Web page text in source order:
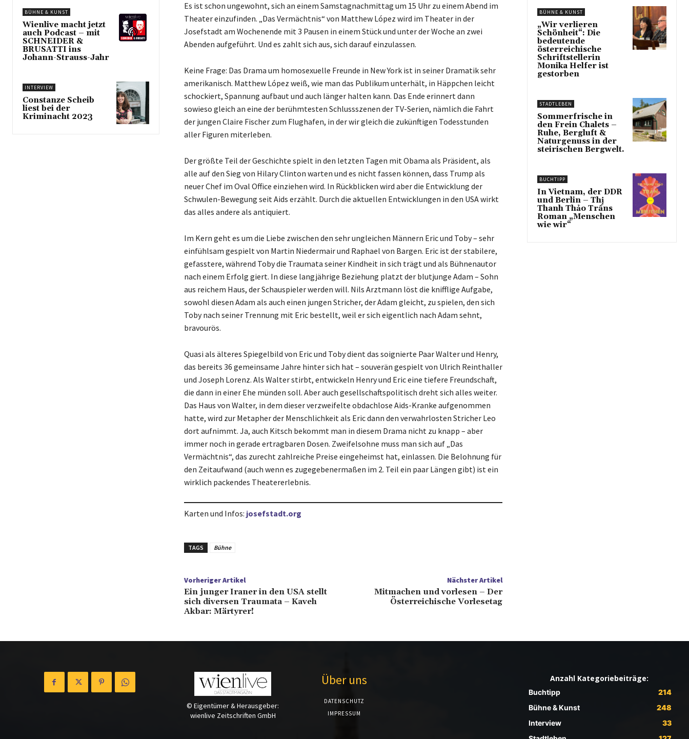
BÜHNE & KUNST
Wienlive macht jetzt
auch Podcast – mit
SCHNEIDER &
BRUSATTI ins
Johann-Strauss-Jahr
INTERVIEW
Constanze Scheib
liest bei der
Kriminacht 2023
Es ist schon ungewohnt, sich an einem Samstagnachmittag um 15 Uhr zu einem Abend im
Theater einzufinden. „Das Vermächtnis“ von Matthew López wird im Theater in der
Josefstadt am Wochenende mit 3 Pausen in einem Stück und unter der Woche an zwei
Abenden aufgeführt. Und es zahlt sich aus, sich darauf einzulassen.
Keine Frage: Das Drama um homosexuelle Freunde in New York ist in seiner Dramatik sehr
amerikanisch. Matthew López weiß, wie man das Publikum unterhält, in Häppchen leicht
schockiert, Spannung aufbaut und auch länger halten kann. Das Ende erinnert dann
sowieso gleich an eine der berühmtesten Schlussszenen der TV-Serien, nämlich die Fahrt
der jungen Claire Fischer zum Flughafen, in der wir gleich die zukünftigen Todesstunden
aller Figuren miterleben.
Der größte Teil der Geschichte spielt in den letzten Tagen mit Obama als Präsident, als
alle auf den Sieg von Hilary Clinton warten und es nicht fassen können, dass Trump als
neuer Chef im Oval Office einziehen wird. In Rückblicken wird aber die Entwicklung der
Schwulen-Bewegung seit Aids erzählt. Durch die aktuellen Entwicklungen in den USA wirkt
das alles andere als antiquiert.
Im Kern geht es um die Liebe zwischen den sehr ungleichen Männern Eric und Toby – sehr
einfühlsam gespielt von Martin Niedermair und Raphael von Bargen. Eric ist der stabilere,
gefasstere, während Toby die Traumata seiner Kindheit in sich trägt und als Bühnenautor
nach einem Erfolg giert. In diese langjährige Beziehung platzt der blutjunge Adam – Sohn
aus reichem Haus, der Schauspieler werden will. Nils Arztmann löst die knifflige Aufgabe,
sowohl diesen Adam als auch einen jungen Stricher, der Adam gleicht, zu spielen, den sich
Toby nach seiner Trennung mit Eric bestellt, weil er sich eigentlich nach Adam sehnt,
bravourös.
Quasi als älteres Spiegelbild von Eric und Toby dient das soignierte Paar Walter und Henry,
das bereits 36 gemeinsame Jahre hinter sich hat – souverän gespielt von Ulrich Reinthaller
und Joseph Lorenz. Als Walter stirbt, entwickeln Henry und Eric eine tiefere Freundschaft,
die dann in einer Ehe münden soll. Aber auch gesellschaftspolitisch dreht sich alles weiter.
Das Haus von Walter, in dem dieser verzweifelte obdachlose Aids-Kranke aufgenommen
hatte, wird zur Metapher der Menschlichkeit als Eric dann den verwahrlosten Stricher Leo
dort aufnimmt. Ja, auch Kitsch bekommt man in diesem Drama nicht zu knapp – aber
immer noch in gerade ertragbaren Dosen. Zweifelsohne muss man sich auf „Das
Vermächtnis“, das zurecht zahlreiche Preise eingeheimst hat, einlassen. Die Belohnung für
den Zeitaufwand (auch wenn es zugegebenermaßen im 2. Teil ein paar Längen gibt) ist ein
wirklich packendes Theatererlebnis.
Karten und Infos: josefstadt.org
TAGS Bühne
Vorheriger Artikel
Ein junger Iraner in den USA stellt
sich diversen Traumata – Kaveh
Akbar: Märtyrer!
Nächster Artikel
Mitmachen und vorlesen – Der
Österreichische Vorlesetag
BÜHNE & KUNST
„Wir verlieren
Schönheit“: Die
bedeutende
österreichische
Schriftstellerin
Monika Helfer ist
gestorben
STADTLEBEN
Sommerfrische in
den Frein Chalets –
Ruhe, Bergluft &
Naturgenuss in der
steirischen Bergwelt.
BUCHTIPP
In Vietnam, der DDR
und Berlin – Thị
Thanh Thảo Trầns
Roman „Menschen
wie wir“
© Eigentümer & Herausgeber:
wienlive Zeitschriften GmbH
Über uns
DATENSCHUTZ
IMPRESSUM
Anzahl Kategoriebeiträge:
Buchtipp
214
Bühne & Kunst
248
Interview
33